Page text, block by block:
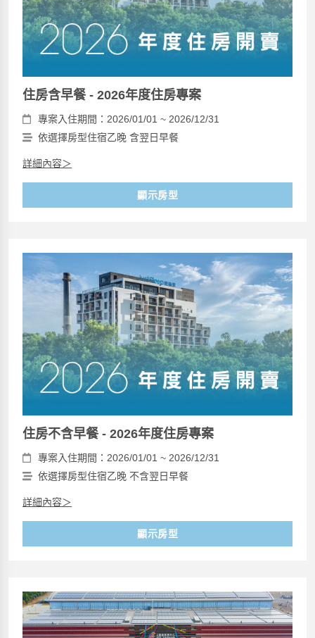
住房含早餐 - 2026年度住房專案
專案入住期間：2026/01/01 ~ 2026/12/31
依選擇房型住宿乙晚 含翌日早餐
詳細內容＞
顯示房型
住房不含早餐 - 2026年度住房專案
專案入住期間：2026/01/01 ~ 2026/12/31
依選擇房型住宿乙晚 不含翌日早餐
詳細內容＞
顯示房型